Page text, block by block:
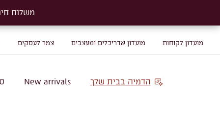
מועדון לקוחות מועדון אדריכלים ומעצבים צמר לעסקים
הדמיה בבית שלך New arrivals
משלוח חינם על
משלוח חינם על